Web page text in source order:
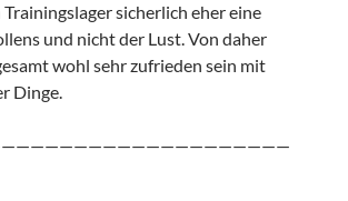
sicherlich eher eine
und nicht der Lust. Von daher
wohl sehr zufrieden sein mit
Dinge.